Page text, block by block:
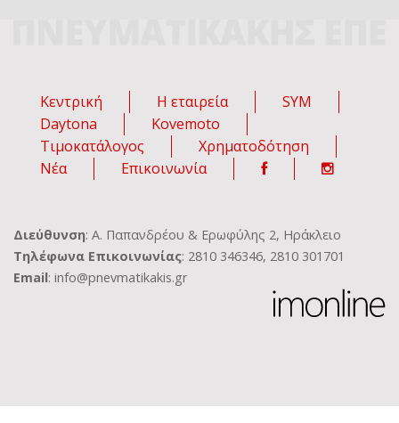
Κεντρική Η εταιρεία
SYM
Daytona
Kovemoto
Τιμοκατάλογος
Χρηματοδότηση
Νέα
Επικοινωνία
Διεύθυνση: Α. Παπανδρέου & Ερωφύλης 2, Ηράκλειο
Τηλέφωνα Επικοινωνίας: 2810 346346, 2810 301701
Email: info@pnevmatikakis.gr